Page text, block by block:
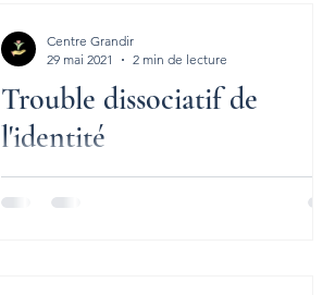
Trouble dissociatif de
l'identité
Avez-vous déjà croisé une personne qu'on
dit possédée? Si une personne a différentes
Centre Grandir
29 mai 2021
2 min de lecture